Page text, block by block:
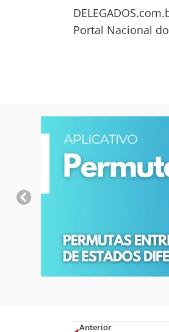
Portal Nacional
Anterior